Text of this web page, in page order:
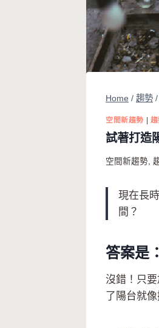
Home / 趨勢 /
空間新趨勢 |
試著打造
空間新趨勢,
現在長
間？
答案是
沒錯！只
了陽台就